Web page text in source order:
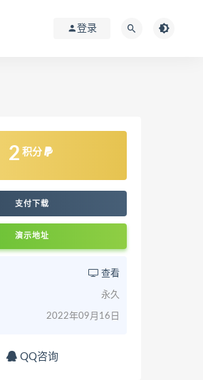
登录
2 积分
支付下载
演示地址
查看
永久
2022年09月16日
QQ咨询